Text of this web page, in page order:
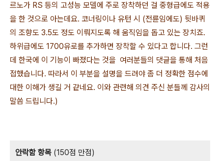
르노가 RS 등의 고성능 모델에 주로 장착하던 걸 중형급에도 적용
을 한 것으로 아는데요. 코너링이나 유턴 시 (전륜임에도) 뒷바퀴
의 조향도 3.5도 정도 이뤄지도록 해 움직임을 돕고 있는 장치죠.
하위급에도 1700유로를 추가하면 장착할 수 있다고 합니다. 그런
데 한국에 이 기능이 빠졌다는 것을 여러분들의 댓글을 통해 처음
접했습니다. 따라서 이 부분을 설명을 드려야 좀 더 정확한 점수에
대한 이해가 생길 거 같네요. 이와 관련해 의견 주신 분들께 감사의
말씀 드립니다.)
안락함 항목 (150점 만점)